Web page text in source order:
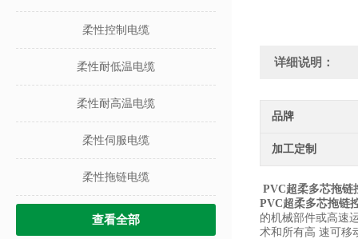
柔性控制电缆
柔性耐低温电缆
柔性耐高温电缆
柔性伺服电缆
柔性拖链电缆
查看全部
详细说明：
品牌
加工定制
PVC超柔多芯拖链
PVC超柔多芯拖链
的机械部件或高速
术和所有高 速可移